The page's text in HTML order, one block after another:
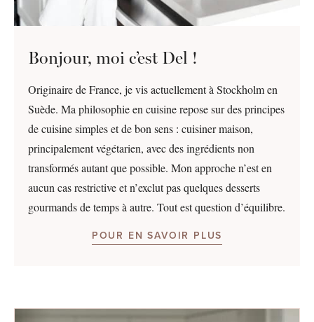
Bonjour, moi c’est Del !
Originaire de France, je vis actuellement à Stockholm en
Suède. Ma philosophie en cuisine repose sur des principes
de cuisine simples et de bon sens : cuisiner maison,
principalement végétarien, avec des ingrédients non
transformés autant que possible. Mon approche n’est en
aucun cas restrictive et n’exclut pas quelques desserts
gourmands de temps à autre. Tout est question d’équilibre.
POUR EN SAVOIR PLUS